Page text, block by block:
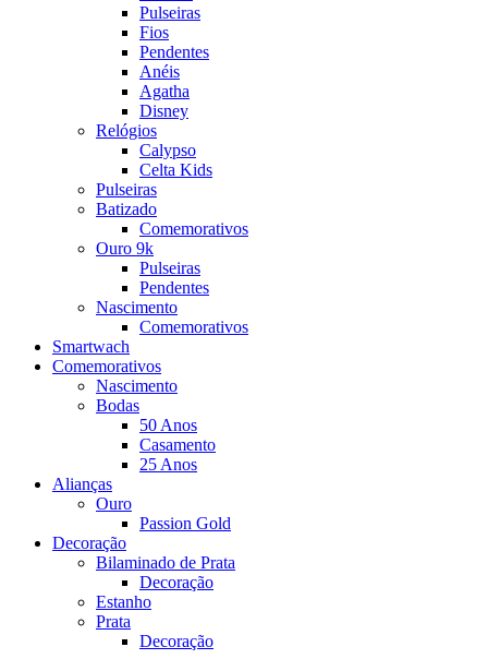
Pulseiras
Fios
Pendentes
Anéis
Agatha
Disney
Relógios
Calypso
Celta Kids
Pulseiras
Batizado
Comemorativos
Ouro 9k
Pulseiras
Pendentes
Nascimento
Comemorativos
Smartwach
Comemorativos
Nascimento
Bodas
50 Anos
Casamento
25 Anos
Alianças
Ouro
Passion Gold
Decoração
Bilaminado de Prata
Decoração
Estanho
Prata
Decoração